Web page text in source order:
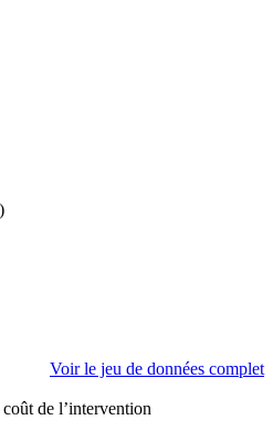
Voir le jeu de données complet
de l’intervention